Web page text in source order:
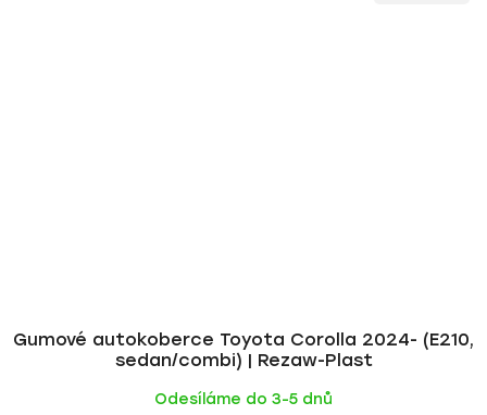
Gumové autokoberce Toyota Corolla 2024- (E210,
sedan/combi) | Rezaw-Plast
Odesíláme do 3-5 dnů